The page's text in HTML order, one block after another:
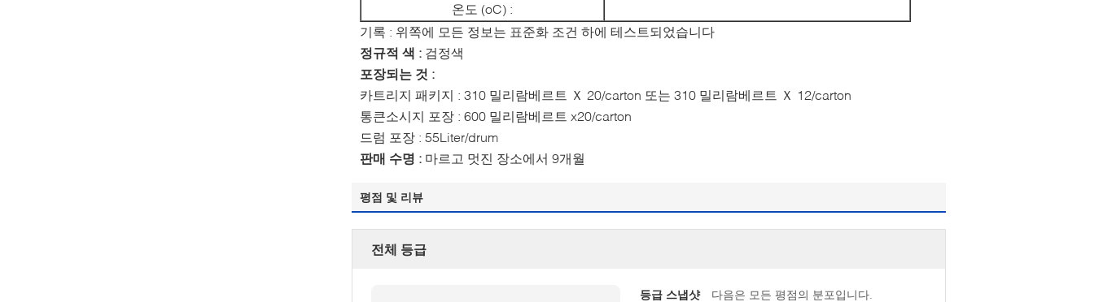
온도 (oC) :
기록 : 위쪽에 모든 정보는 표준화 조건 하에 테스트되었습니다
정규적 색 : 검정색
포장되는 것 :
카트리지 패키지 : 310 밀리람베르트 Ｘ 20/carton 또는 310 밀리람베르트 Ｘ 12/carton
통큰소시지 포장 : 600 밀리람베르트 x20/carton
드럼 포장 : 55Liter/drum
판매 수명 : 마르고 멋진 장소에서 9개월
평점 및 리뷰
전체 등급
등급 스냅샷
다음은 모든 평점의 분포입니다.